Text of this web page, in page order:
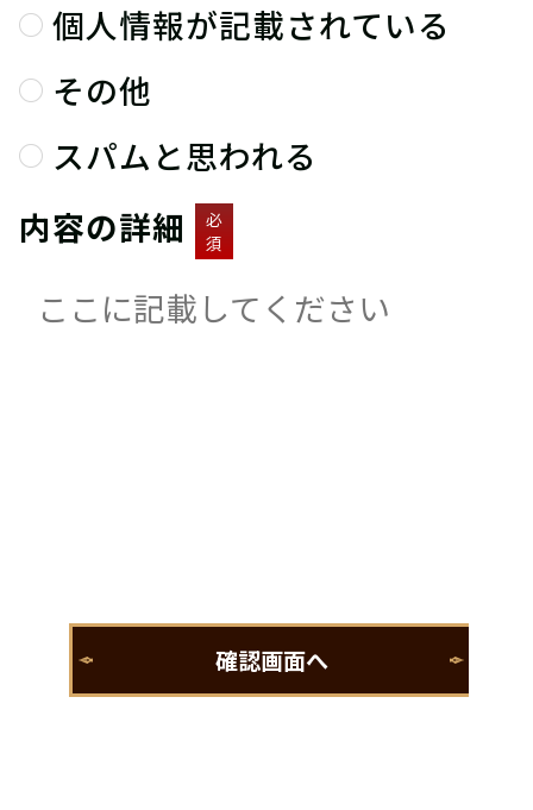
個人情報が記載されている
その他
スパムと思われる
内容の詳細
必
須